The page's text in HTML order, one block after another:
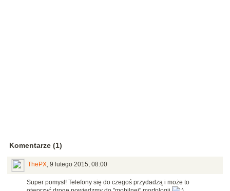
Komentarze (1)
ThePX, 9 lutego 2015, 08:00
Super pomysł! Telefony się do czegoś przydadzą i może to